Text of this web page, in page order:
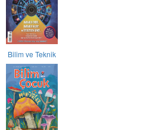
Bilim ve Teknik